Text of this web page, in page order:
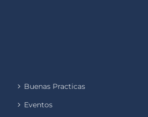
Buenas Practicas
Eventos